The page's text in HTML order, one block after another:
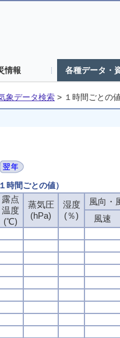
情報 各種データ・
象データ検索 > １時間ごとの
間ごとの値）
露点
温度
(℃)
蒸気圧
(hPa)
湿度
(％)
風向・
風速
露点
温度
(℃)
蒸気圧
(hPa)
湿度
(％)
風向・
風速
露点
温度
(℃)
蒸気圧
(hPa)
湿度
(％)
風向・
風速
露点
温度
(℃)
蒸気圧
(hPa)
湿度
(％)
風向・
風速